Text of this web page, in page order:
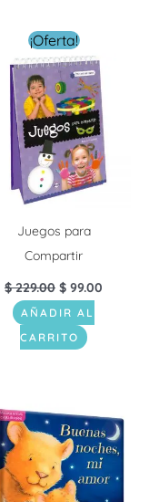
¡Oferta!
Juegos para
Compartir
$229.00
El
precio
original
era:
$ 229.00.
$ 99.00
AÑADIR AL
CARRITO